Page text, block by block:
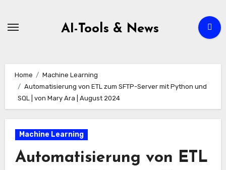
AI-Tools & News
Home
Machine Learning
Automatisierung von ETL zum SFTP-Server mit Python und
SQL | von Mary Ara | August 2024
Machine Learning
Automatisierung von ETL